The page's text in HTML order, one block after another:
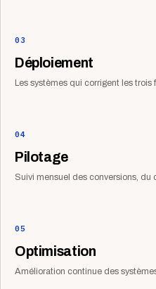
03
Déploiement
Les systèmes qui corrigent les
04
Pilotage
Suivi mensuel des conversions, du
05
Optimisation
Amélioration continue des